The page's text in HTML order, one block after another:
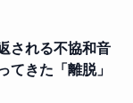
される不協和音
きた「離脱」